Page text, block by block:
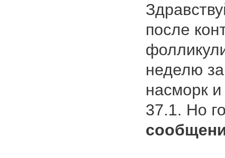
после
неделю
насморк
37.1. Но